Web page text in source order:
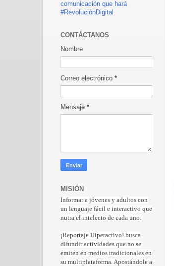
comunicación que hará
#RevoluciónDigital
CONTÁCTANOS
Nombre
Correo electrónico *
Mensaje *
MISIÓN
Informar a jóvenes y adultos con
un lenguaje fácil e interactivo que
nutra el intelecto de cada uno.
¡Reportaje Hiperactivo! busca
difundir actividades que no se
emiten en medios tradicionales en
su multiplataforma. Apostándole a